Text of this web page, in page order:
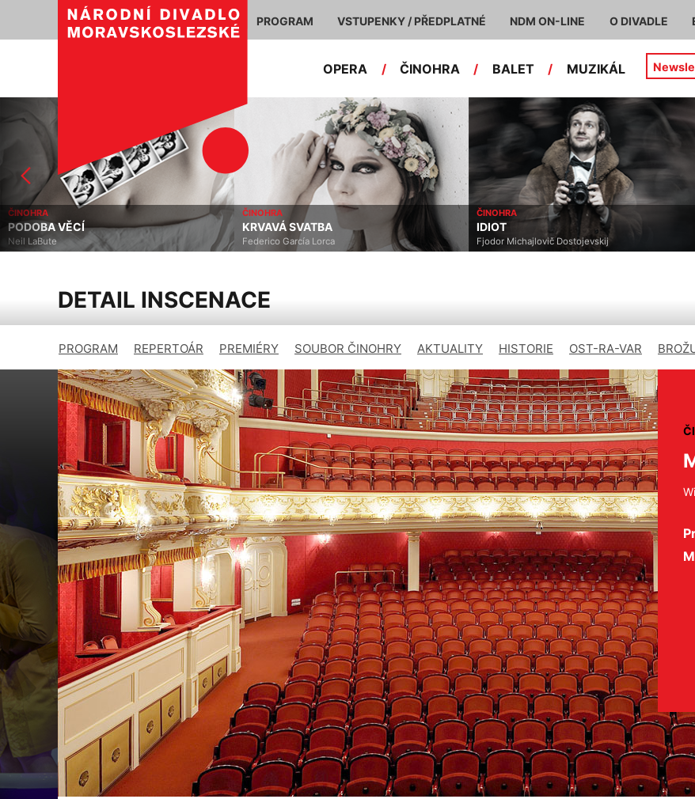
PROGRAM VSTUPENKY / PŘEDPLATNÉ NDM ON-LINE O DIVADLE
OPERA / ČINOHRA / BALET / MUZIKÁL
ČINOHRA
PODOBA VĚCÍ
Neil LaBute
ČINOHRA
KRVAVÁ SVATBA
Federico García Lorca
ČINOHRA
IDIOT
Fjodor Michajlovič Dostojevskij
DETAIL INSCENACE
PROGRAM REPERTOÁR PREMIÉRY SOUBOR ČINOHRY AKTUALITY HISTORIE OST-RA-VAR